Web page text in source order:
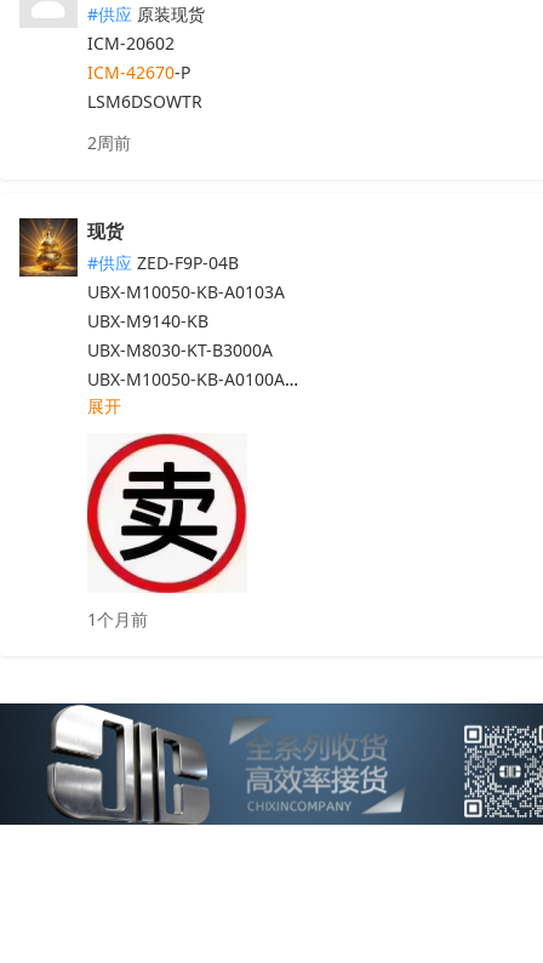
NRF52840-QIAA-F-R
NRF52832-QFAA-R
#供应 原装现货
ICM-42670-P
LSM6DSOWTR
2周前
现货
#供应 ZED-F9P-04B
UBX-M10050-KB-A0103A
UBX-M9140-KB
UBX-M8030-KT-B3000A
UBX-M10050-KB-A0100A
SAM-M8Q-0-10
NEO-F9P-15B
MAX-M10S-00B
SAM-M10Q-00B-01
ICM-42670 -P(价格优势）
NRF52832-QFAA-R
长期供应
13538445028
展开
1个月前